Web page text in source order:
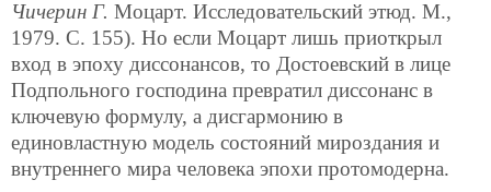
Чичерин Г. Моцарт. Исследовательский этюд. М.,
1979. С. 155). Но если Моцарт лишь приоткрыл
вход в эпоху диссонансов, то Достоевский в лице
Подпольного господина превратил диссонанс в
ключевую формулу, а дисгармонию в
единовластную модель состояний мироздания и
внутреннего мира человека эпохи протомодерна.